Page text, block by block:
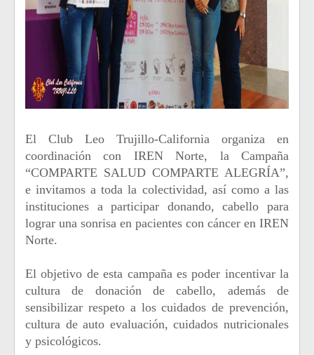
El Club Leo Trujillo-California organiza en
coordinación con IREN Norte, la Campaña
“COMPARTE SALUD COMPARTE ALEGRÍA”,
e invitamos a toda la colectividad, así como a las
instituciones a participar donando, cabello para
lograr una sonrisa en pacientes con cáncer en IREN
Norte.
El objetivo de esta campaña es poder incentivar la
cultura de donación de cabello, además de
sensibilizar respeto a los cuidados de prevención,
cultura de auto evaluación, cuidados nutricionales
y psicológicos.